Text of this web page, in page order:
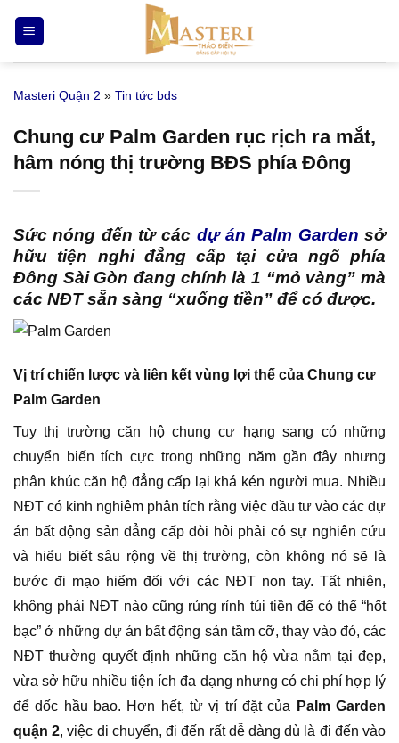
qua
nội
Masteri Quận 2 » Tin tức bds
Chung cư Palm Garden rục rịch ra mắt,
hâm nóng thị trường BĐS phía Đông
Sức nóng đến từ các dự án Palm Garden sở
hữu tiện nghi đẳng cấp tại cửa ngõ phía
Đông Sài Gòn đang chính là 1 “mỏ vàng” mà
các NĐT sẵn sàng “xuống tiền” để có được.
Vị trí chiến lược và liên kết vùng lợi thế của Chung cư
Palm Garden
Tuy thị trường căn hộ chung cư hạng sang có những
chuyển biến tích cực trong những năm gần đây nhưng
phân khúc căn hộ đẳng cấp lại khá kén người mua. Nhiều
NĐT có kinh nghiêm phân tích rằng việc đầu tư vào các dự
án bất động sản đẳng cấp đòi hỏi phải có sự nghiên cứu
và hiểu biết sâu rộng về thị trường, còn không nó sẽ là
bước đi mạo hiểm đối với các NĐT non tay. Tất nhiên,
không phải NĐT nào cũng rủng rỉnh túi tiền để có thể “hốt
bạc” ở những dự án bất động sản tầm cỡ, thay vào đó, các
NĐT thường quyết định những căn hộ vừa nằm tại đẹp,
vừa sở hữu nhiều tiện ích đa dạng nhưng có chi phí hợp lý
để dốc hầu bao. Hơn hết, từ vị trí đặt của
Palm Garden
quận 2, việc di chuyển, đi đến rất dễ dàng dù là đi đến vào